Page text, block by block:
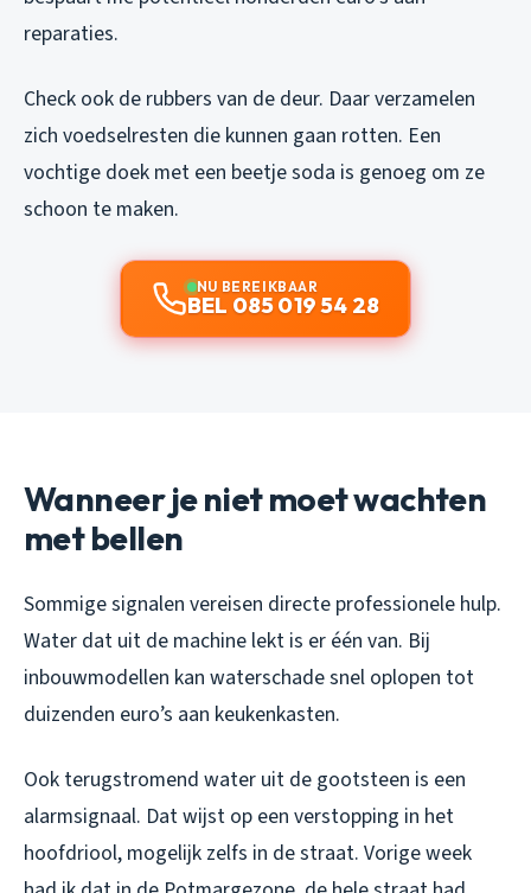
reparaties.
Check ook de rubbers van de deur. Daar verzamelen
zich voedselresten die kunnen gaan rotten. Een
vochtige doek met een beetje soda is genoeg om ze
schoon te maken.
NU BEREIKBAAR
BEL 085 019 54 28
Wanneer je niet moet wachten
met bellen
Sommige signalen vereisen directe professionele hulp.
Water dat uit de machine lekt is er één van. Bij
inbouwmodellen kan waterschade snel oplopen tot
duizenden euro’s aan keukenkasten.
Ook terugstromend water uit de gootsteen is een
alarmsignaal. Dat wijst op een verstopping in het
hoofdriool, mogelijk zelfs in de straat. Vorige week